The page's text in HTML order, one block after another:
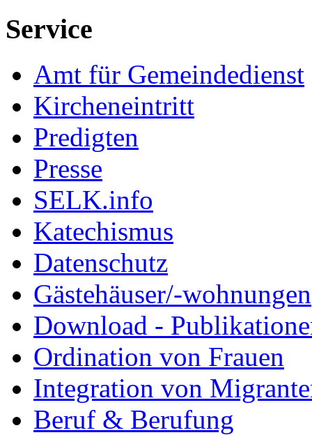
Service
Amt für Gemeindedienst
Kircheneintritt
Predigten
Presse
SELK.info
Katechismus
Datenschutz
Gästehäuser/-wohnungen
Download -
Ordination von Frauen
Integration von
Beruf & Berufung